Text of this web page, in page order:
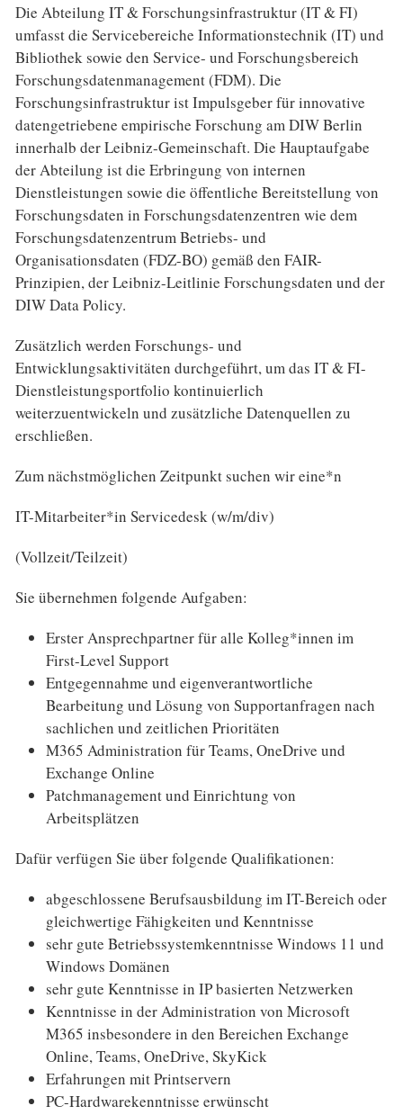
Die Abteilung IT & Forschungsinfrastruktur (IT & FI)
umfasst die Servicebereiche Informationstechnik (IT) und
Bibliothek sowie den Service- und Forschungsbereich
Forschungsdatenmanagement (FDM). Die
Forschungsinfrastruktur ist Impulsgeber für innovative
datengetriebene empirische Forschung am DIW Berlin
innerhalb der Leibniz-Gemeinschaft. Die Hauptaufgabe
der Abteilung ist die Erbringung von internen
Dienstleistungen sowie die öffentliche Bereitstellung von
Forschungsdaten in Forschungsdatenzentren wie dem
Forschungsdatenzentrum Betriebs- und
Organisationsdaten (FDZ-BO) gemäß den FAIR-
Prinzipien, der Leibniz-Leitlinie Forschungsdaten und der
DIW Data Policy.
Zusätzlich werden Forschungs- und
Entwicklungsaktivitäten durchgeführt, um das IT & FI-
Dienstleistungsportfolio kontinuierlich
weiterzuentwickeln und zusätzliche Datenquellen zu
erschließen.
Zum nächstmöglichen Zeitpunkt suchen wir eine*n
IT-Mitarbeiter*in Servicedesk (w/m/div)
(Vollzeit/Teilzeit)
Sie übernehmen folgende Aufgaben:
Erster Ansprechpartner für alle Kolleg*innen im
First-Level Support
Entgegennahme und eigenverantwortliche
Bearbeitung und Lösung von Supportanfragen nach
sachlichen und zeitlichen Prioritäten
M365 Administration für Teams, OneDrive und
Exchange Online
Patchmanagement und Einrichtung von
Arbeitsplätzen
Dafür verfügen Sie über folgende Qualifikationen:
abgeschlossene Berufsausbildung im IT-Bereich oder
gleichwertige Fähigkeiten und Kenntnisse
sehr gute Betriebssystemkenntnisse Windows 11 und
Windows Domänen
sehr gute Kenntnisse in IP basierten Netzwerken
Kenntnisse in der Administration von Microsoft
M365 insbesondere in den Bereichen Exchange
Online, Teams, OneDrive, SkyKick
Erfahrungen mit Printservern
PC-Hardwarekenntnisse erwünscht